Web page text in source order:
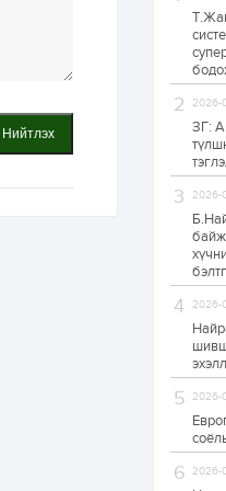
Нийтлэх
2026-
ЗГ:
2026-
байж
2026-
2026-
2026-